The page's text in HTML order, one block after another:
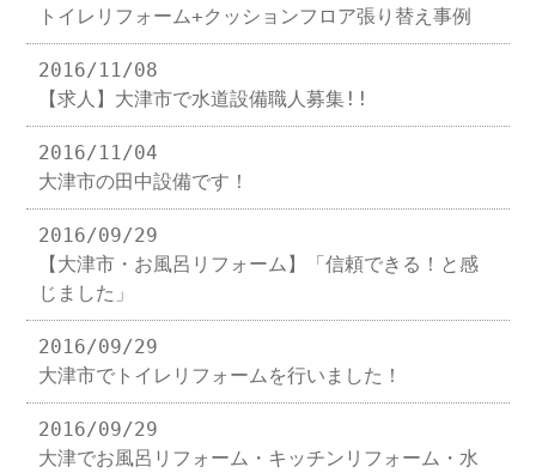
トイレリフォーム+クッションフロア張り替え事例
2016/11/08
【求人】大津市で水道設備職人募集!!
2016/11/04
大津市の田中設備です！
2016/09/29
【大津市・お風呂リフォーム】「信頼できる！と感
じました」
2016/09/29
大津市でトイレリフォームを行いました！
2016/09/29
大津でお風呂リフォーム・キッチンリフォーム・水